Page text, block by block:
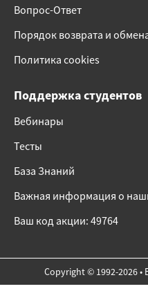
Вопрос-Ответ
Порядок возврата и
Политика cookies
Поддержка студентов
Вебинары
Тесты
База Знаний
Важная информация о
Ваш код акции: 49764
Copyright © 1992-2026